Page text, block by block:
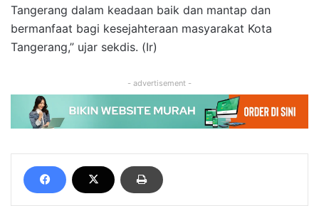
Tangerang dalam keadaan baik dan mantap dan
bermanfaat bagi kesejahteraan masyarakat Kota
Tangerang,” ujar sekdis. (Ir)
- advertisement -